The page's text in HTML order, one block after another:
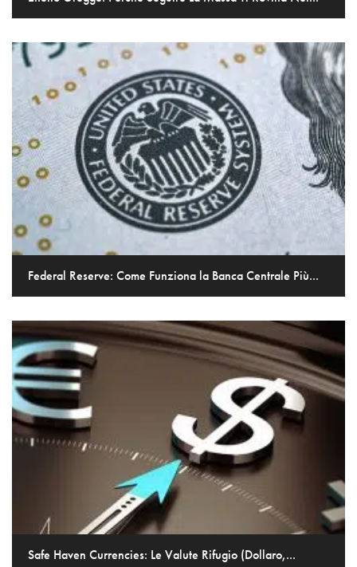
Federal Reserve: Come Funziona la Banca Centrale Più...
Safe Haven Currencies: Le Valute Rifugio (Dollaro,...